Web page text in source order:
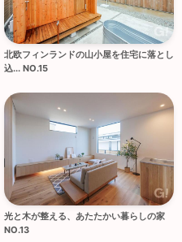
北欧フィンランドの山小屋を住宅に落とし
込... NO.15
光と木が整える、あたたかい暮らしの家
NO.13